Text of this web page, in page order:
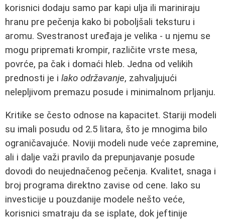
korisnici dodaju samo par kapi ulja ili mariniraju
hranu pre pečenja kako bi poboljšali teksturu i
aromu. Svestranost uređaja je velika - u njemu se
mogu pripremati krompir, različite vrste mesa,
povrće, pa čak i domaći hleb. Jedna od velikih
prednosti je i lako održavanje, zahvaljujući
nelepljivom premazu posude i minimalnom prljanju.
Kritike se često odnose na kapacitet. Stariji modeli
su imali posudu od 2.5 litara, što je mnogima bilo
ograničavajuće. Noviji modeli nude veće zapremine,
ali i dalje važi pravilo da prepunjavanje posude
dovodi do neujednačenog pečenja. Kvalitet, snaga i
broj programa direktno zavise od cene. Iako su
investicije u pouzdanije modele nešto veće,
korisnici smatraju da se isplate, dok jeftinije